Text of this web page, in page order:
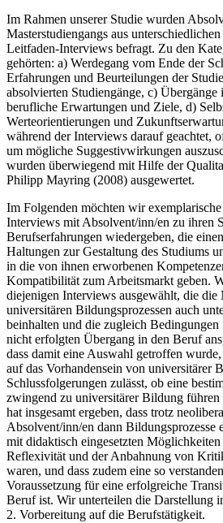
Im Rahmen unserer Studie wurden
Masterstudiengangs aus
Leitfaden-Interviews befragt. Zu den
gehörten: a) Werdegang vom Ende der
Erfahrungen und Beurteilungen der
absolvierten Studiengänge, c)
berufliche Erwartungen und Ziele, d)
Werteorientierungen und
während der Interviews darauf geachtet,
um mögliche Suggestivwirkungen
wurden überwiegend mit Hilfe der
Philipp Mayring (2008) ausgewertet.
Im Folgenden möchten wir
Interviews mit Absolvent/inn/en zu ihren
Berufserfahrungen wiedergeben, die
Haltungen zur Gestaltung des Studiums
in die von ihnen erworbenen
Kompatibilität zum Arbeitsmarkt geben.
diejenigen Interviews ausgewählt, die
universitären Bildungsprozessen auch
beinhalten und die zugleich
nicht erfolgten Übergang in den Beruf
dass damit eine Auswahl getroffen
auf das Vorhandensein von universitärer
Schlussfolgerungen zulässt, ob eine
zwingend zu universitärer Bildung führen
hat insgesamt ergeben, dass trotz
Absolvent/inn/en dann Bildungsprozesse
mit didaktisch eingesetzten
Reflexivität und der Anbahnung von
waren, und dass zudem eine so
Voraussetzung für eine erfolgreiche
Beruf ist. Wir unterteilen die Darstellung
2. Vorbereitung auf die Berufstätigkeit.